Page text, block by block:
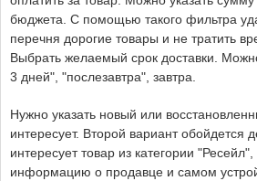
бюджета. С помощью такого фильтра
перечня дорогие товары и не тратить
Выбрать желаемый срок доставки.
3 дней", "послезавтра", завтра.
Нужно указать новый или
интересует. Второй вариант обойдется
интересует товар из категории
информацию о продавце и самом